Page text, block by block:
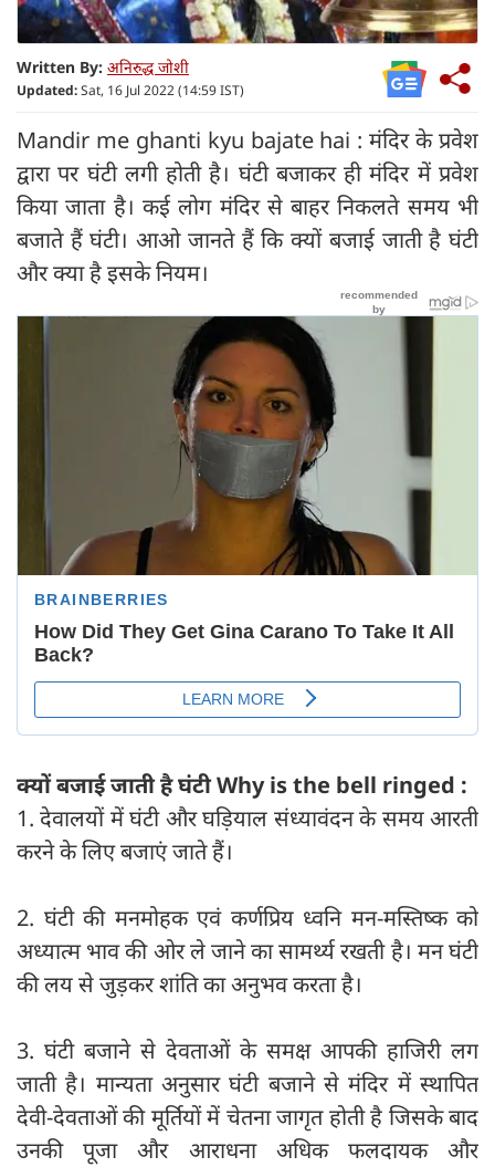
Written By: अनिरुद्ध जोशी
Updated:Sat, 16 Jul 2022 (14:59 IST)
Mandir me ghanti kyu bajate hai : मंदिर के प्रवेश
द्वारा पर घंटी लगी होती है। घंटी बजाकर ही मंदिर में प्रवेश
किया जाता है। कई लोग मंदिर से बाहर निकलते समय भी
बजाते हैं घंटी। आओ जानते हैं कि क्यों बजाई जाती है घंटी
और क्या है इसके नियम।
क्यों बजाई जाती है घंटी Why is the bell ringed :
1. देवालयों में घंटी और घड़ियाल संध्यावंदन के समय आरती
करने के लिए बजाएं जाते हैं।
2. घंटी की मनमोहक एवं कर्णप्रिय ध्वनि मन-मस्तिष्क को
अध्यात्म भाव की ओर ले जाने का सामर्थ्य रखती है। मन घंटी
की लय से जुड़कर शांति का अनुभव करता है।
3. घंटी बजाने से देवताओं के समक्ष आपकी हाजिरी लग
जाती है। मान्यता अनुसार घंटी बजाने से मंदिर में स्थापित
देवी-देवताओं की मूर्तियों में चेतना जागृत होती है जिसके बाद
उनकी पूजा और आराधना अधिक फलदायक और